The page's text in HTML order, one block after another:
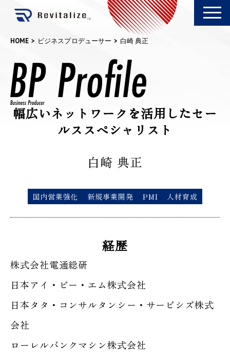
HOME ビジネスプロデューサー 白崎 典正
幅広いネットワークを活用したセー
ルススペシャリスト
白崎 典正
国内営業強化 新規事業開発 PMI 人材育成
経歴
株式会社電通総研
日本アイ・ビー・エム株式会社
日本タタ・コンサルタンシー・サービシズ株式
会社
ローレルバンクマシン株式会社